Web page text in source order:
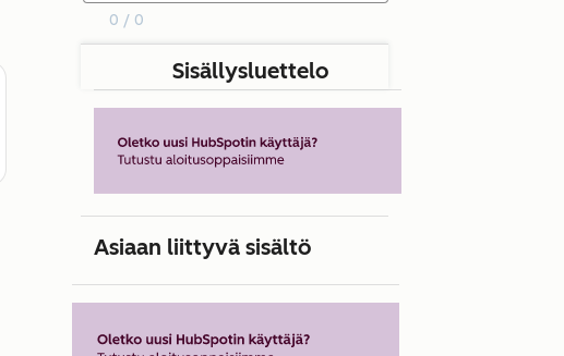
0 / 0
Sisällysluettelo
Asiaan liittyvä sisältö